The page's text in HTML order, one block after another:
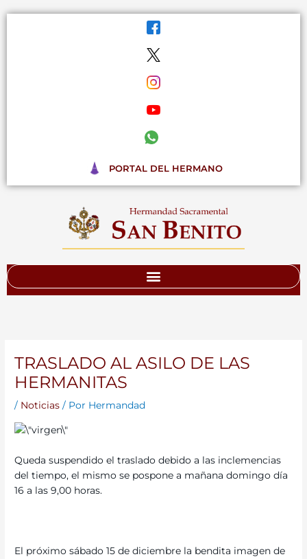
PORTAL DEL HERMANO
TRASLADO AL ASILO DE LAS
HERMANITAS
/ Noticias / Por Hermandad
Queda suspendido el traslado debido a las inclemencias
del tiempo, el mismo se pospone a mañana domingo día
16 a las 9,00 horas.
El próximo sábado 15 de diciembre la bendita imagen de